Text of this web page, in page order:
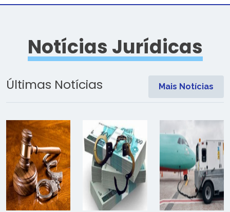
Notícias Jurídicas
Últimas Notícias Mais Notícias